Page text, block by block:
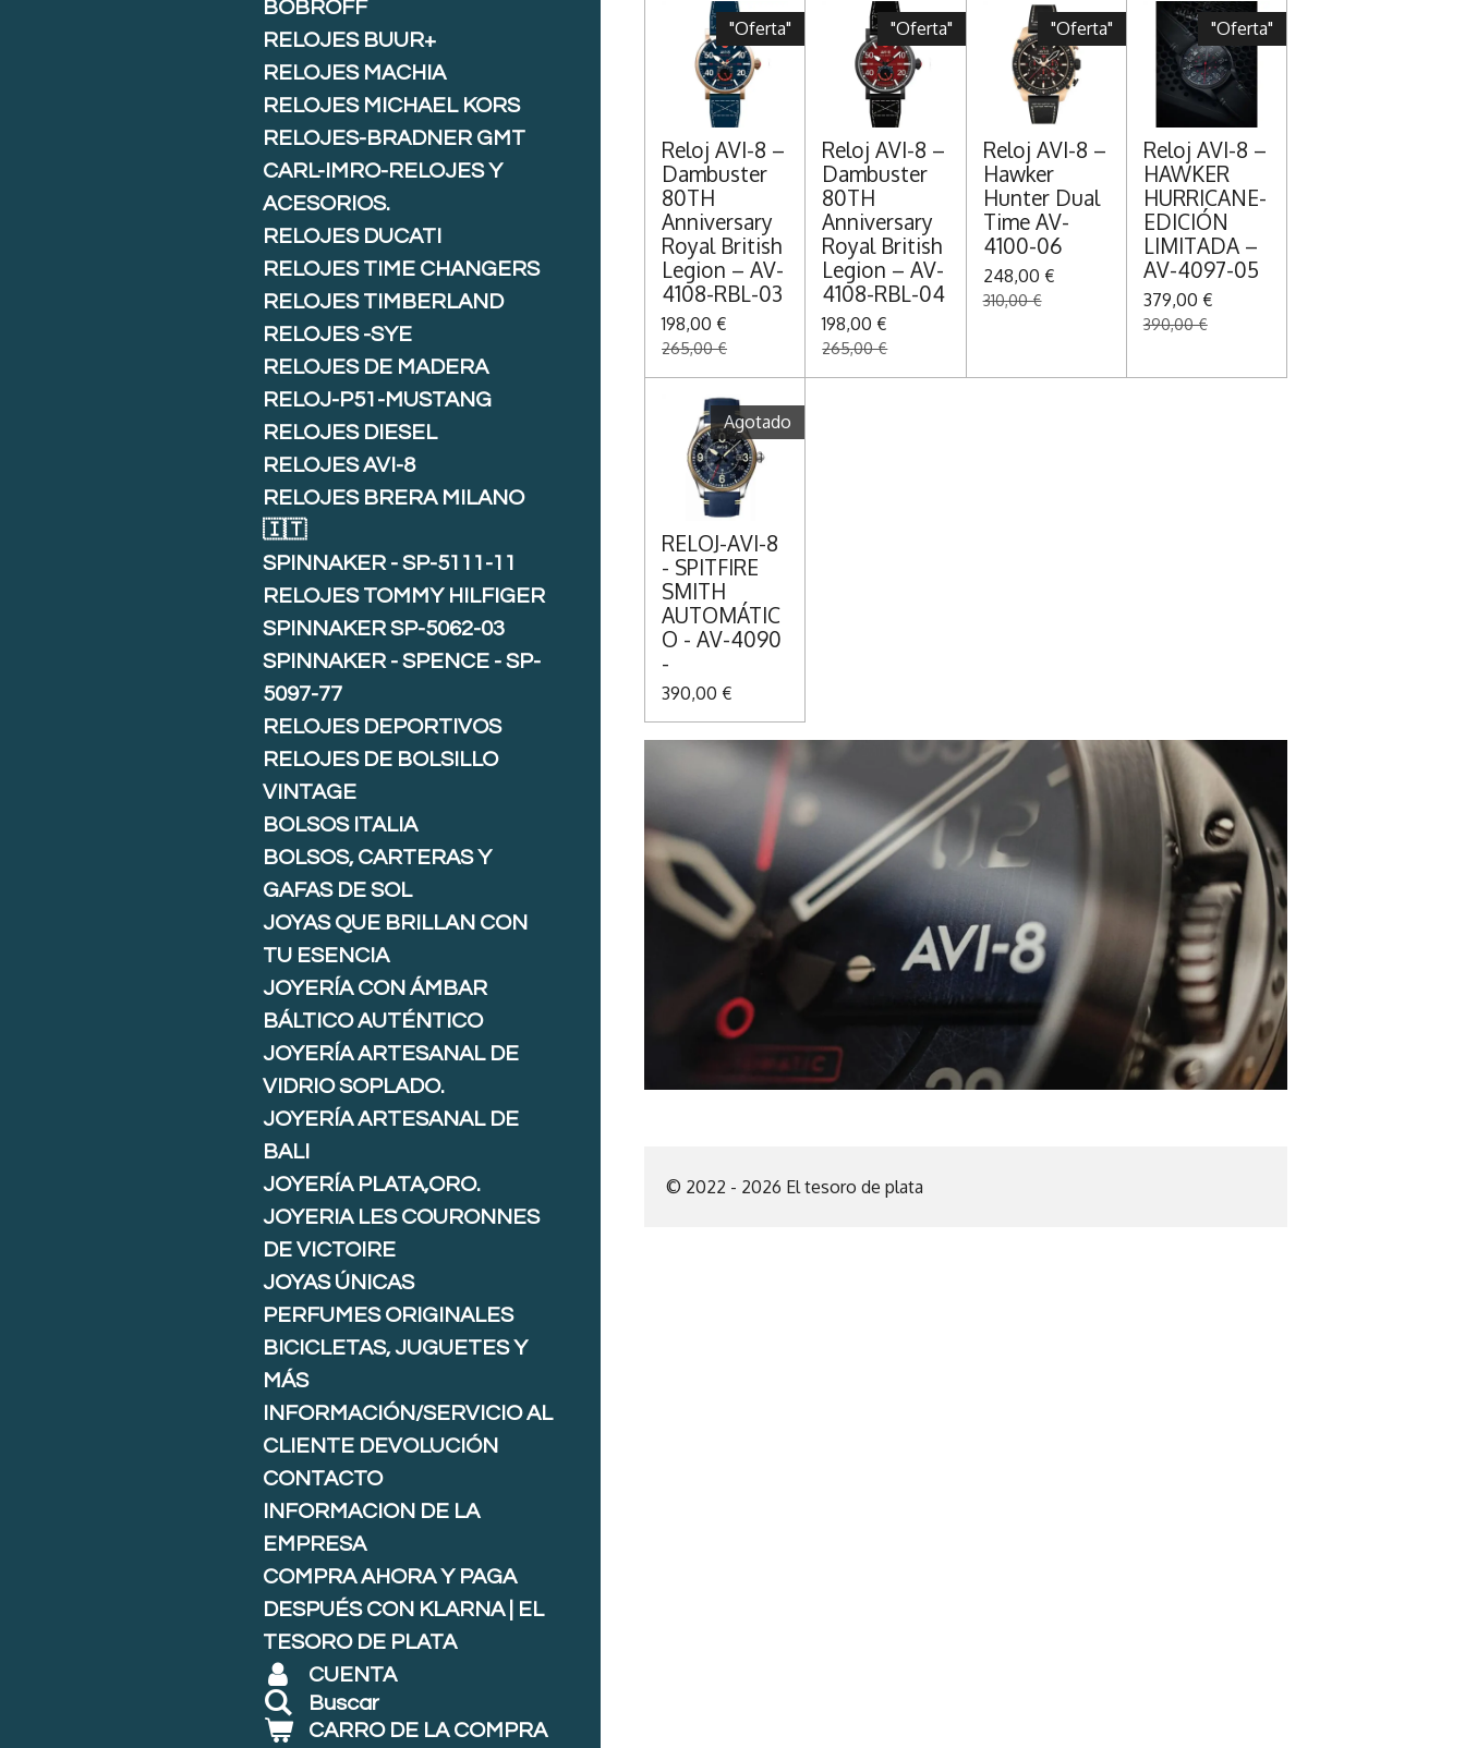
"Oferta"
Reloj AVI-8 –
Dambuster
80TH
Anniversary
Royal British
Legion – AV-
4108-RBL-03
198,00 €
265,00 €
"Oferta"
Reloj AVI-8 –
Dambuster
80TH
Anniversary
Royal British
Legion – AV-
4108-RBL-04
198,00 €
265,00 €
"Oferta"
Reloj AVI-8 –
Hawker
Hunter Dual
Time AV-
4100-06
248,00 €
310,00 €
"Oferta"
Reloj AVI-8 –
HAWKER
HURRICANE-
EDICIÓN
LIMITADA –
AV-4097-05
379,00 €
390,00 €
Agotado
RELOJ-AVI-8
- SPITFIRE
SMITH
AUTOMÁTIC
O - AV-4090
-
390,00 €
© 2022 - 2026 El tesoro de plata
BOBROFF
RELOJES BUUR+
RELOJES MACHIA
RELOJES MICHAEL KORS
RELOJES-BRADNER GMT
CARL-IMRO-RELOJES Y
ACESORIOS.
RELOJES DUCATI
RELOJES TIME CHANGERS
RELOJES TIMBERLAND
RELOJES -SYE
RELOJES DE MADERA
RELOJ-P51-MUSTANG
RELOJES DIESEL
RELOJES AVI-8
RELOJES BRERA MILANO
🇮🇹
SPINNAKER - SP-5111-11
RELOJES TOMMY HILFIGER
SPINNAKER SP-5062-03
SPINNAKER - SPENCE - SP-
5097-77
RELOJES DEPORTIVOS
RELOJES DE BOLSILLO
VINTAGE
BOLSOS ITALIA
BOLSOS, CARTERAS Y
GAFAS DE SOL
JOYAS QUE BRILLAN CON
TU ESENCIA
JOYERÍA CON ÁMBAR
BÁLTICO AUTÉNTICO
JOYERÍA ARTESANAL DE
VIDRIO SOPLADO.
JOYERÍA ARTESANAL DE
BALI
JOYERÍA PLATA,ORO.
JOYERIA LES COURONNES
DE VICTOIRE
JOYAS ÚNICAS
PERFUMES ORIGINALES
BICICLETAS, JUGUETES Y
MÁS
INFORMACIÓN/SERVICIO AL
CLIENTE DEVOLUCIÓN
CONTACTO
INFORMACION DE LA
EMPRESA
COMPRA AHORA Y PAGA
DESPUÉS CON KLARNA | EL
TESORO DE PLATA
CUENTA
Buscar
CARRO DE LA COMPRA